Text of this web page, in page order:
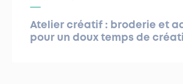
Atelier créatif : broderie et
pour un doux temps de